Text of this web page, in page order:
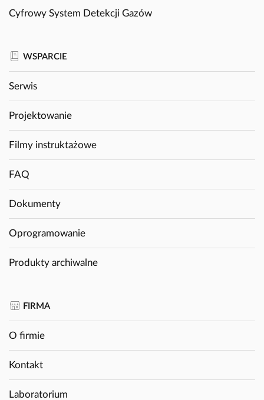
Cyfrowy System Detekcji Gazów
WSPARCIE
Serwis
Projektowanie
Filmy instruktażowe
FAQ
Dokumenty
Oprogramowanie
Produkty archiwalne
FIRMA
O firmie
Kontakt
Laboratorium